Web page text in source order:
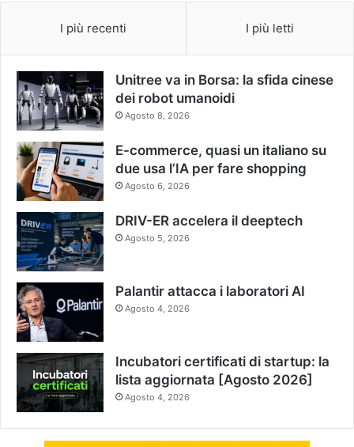
I più recenti I più letti
Unitree va in Borsa: la sfida cinese
dei robot umanoidi
Agosto 8, 2026
E-commerce, quasi un italiano su
due usa l’IA per fare shopping
Agosto 6, 2026
DRIV-ER accelera il deeptech
Agosto 5, 2026
Palantir attacca i laboratori AI
Agosto 4, 2026
Incubatori certificati di startup: la
lista aggiornata [Agosto 2026]
Agosto 4, 2026